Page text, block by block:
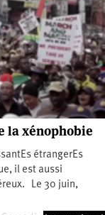
la xénophobie
étrangerEs
il est aussi
Le 30 juin,